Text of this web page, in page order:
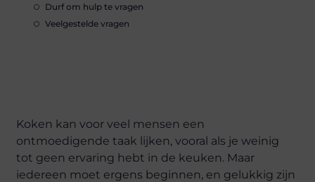
Durf om hulp te vragen
Veelgestelde vragen
Koken kan voor veel mensen een
ontmoedigende taak lijken, vooral als je weinig
tot geen ervaring hebt in de keuken. Maar
iedereen moet ergens beginnen, en gelukkig zijn